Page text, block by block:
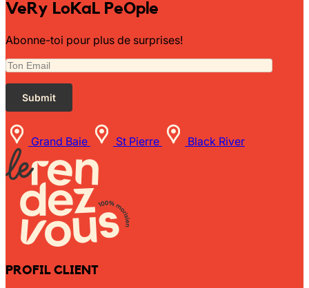
VeRy LoKaL PeOple
Abonne-toi pour plus de surprises!
Grand Baie St Pierre Black River
PROFIL CLIENT